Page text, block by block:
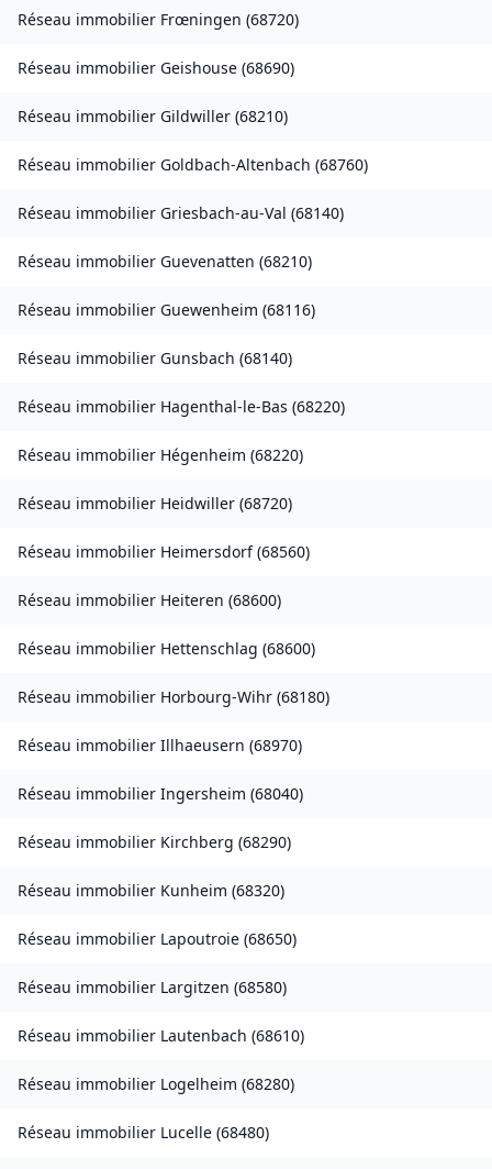
Réseau immobilier Frœningen (68720)
Réseau immobilier Geishouse (68690)
Réseau immobilier Gildwiller (68210)
Réseau immobilier Goldbach-Altenbach (68760)
Réseau immobilier Griesbach-au-Val (68140)
Réseau immobilier Guevenatten (68210)
Réseau immobilier Guewenheim (68116)
Réseau immobilier Gunsbach (68140)
Réseau immobilier Hagenthal-le-Bas (68220)
Réseau immobilier Hégenheim (68220)
Réseau immobilier Heidwiller (68720)
Réseau immobilier Heimersdorf(68560)
Réseau immobilier Heiteren (68600)
Réseau immobilier Hettenschlag (68600)
Réseau immobilier Horbourg-Wihr (68180)
Réseau immobilier Illhaeusern (68970)
Réseau immobilier Ingersheim (68040)
Réseau immobilier Kirchberg (68290)
Réseau immobilier Kunheim (68320)
Réseau immobilier Lapoutroie (68650)
Réseau immobilier Largitzen (68580)
Réseau immobilier Lautenbach (68610)
Réseau immobilier Logelheim (68280)
Réseau immobilier Lucelle (68480)